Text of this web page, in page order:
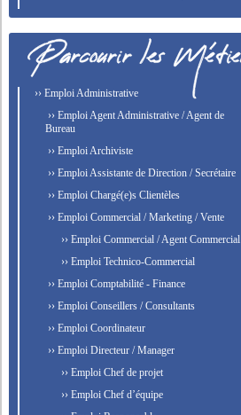
›› Emploi Administrative
›› Emploi Agent Administrative / Agent de
Bureau
›› Emploi Archiviste
›› Emploi Assistante de Direction / Secrétaire
›› Emploi Chargé(e)s Clientèles
›› Emploi Commercial / Marketing / Vente
›› Emploi Commercial / Agent Commercial
›› Emploi Technico-Commercial
›› Emploi Comptabilité - Finance
›› Emploi Conseillers / Consultants
›› Emploi Coordinateur
›› Emploi Directeur / Manager
›› Emploi Chef de projet
›› Emploi Chef d’équipe